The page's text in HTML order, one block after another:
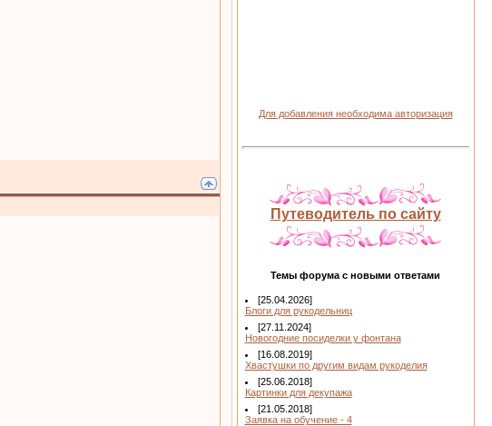
Для добавления необходима авторизация
Путеводитель по сайту
Темы форума с новыми ответами
[25.04.2026]
Блоги для рукодельниц
[27.11.2024]
Новогодние посиделки у фонтана
[16.08.2019]
Хвастушки по другим видам рукоделия
[25.06.2018]
Картинки для декупажа
[21.05.2018]
Заявка на обучение - 4